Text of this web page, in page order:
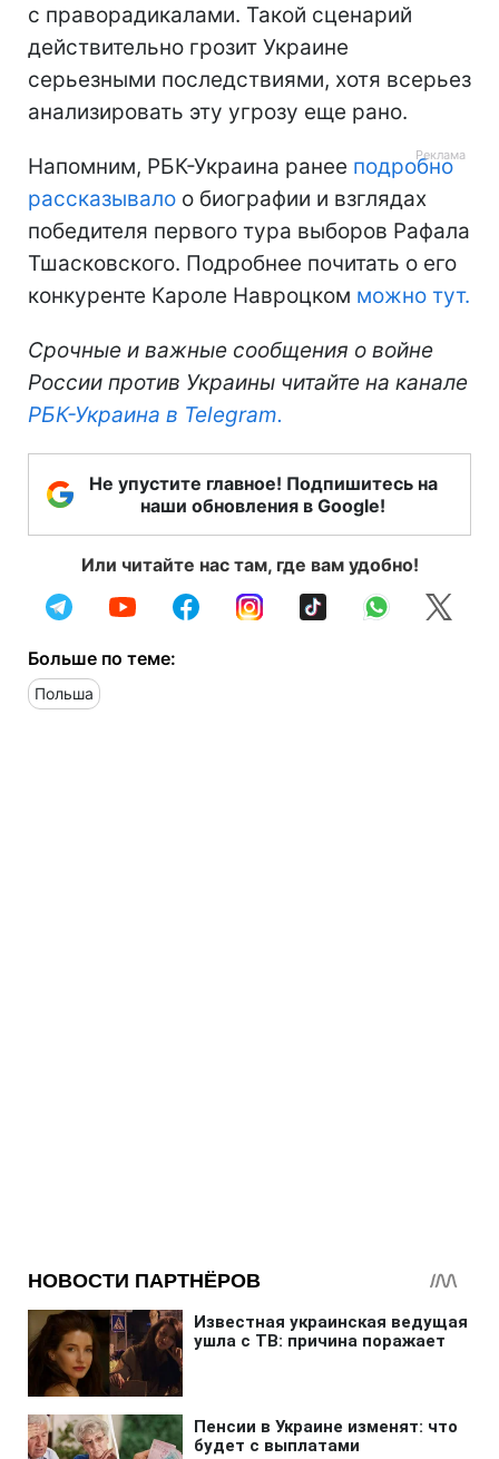
с праворадикалами. Такой сценарий
действительно грозит Украине
серьезными последствиями, хотя всерьез
анализировать эту угрозу еще рано.
Напомним, РБК-Украина ранее подробно
рассказывало о биографии и взглядах
победителя первого тура выборов Рафала
Тшасковского. Подробнее почитать о его
конкуренте Кароле Навроцком можно тут.
Срочные и важные сообщения о войне
России против Украины читайте на канале
РБК-Украина в Telegram.
Не упустите главное! Подпишитесь на
наши обновления в Google!
Или читайте нас там, где вам удобно!
Больше по теме:
Польша